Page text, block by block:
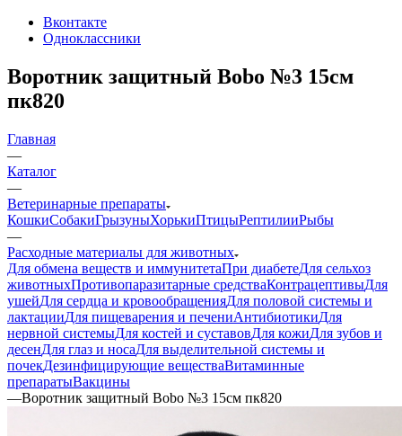
Вконтакте
Одноклассники
Воротник защитный Bobo №3 15см
пк820
Главная
—
Каталог
—
Ветеринарные препараты
КошкиСобакиГрызуныХорькиПтицыРептилииРыбы
—
Расходные материалы для животных
Для обмена веществ и иммунитетаПри диабетеДля сельхоз
животныхПротивопаразитарные средстваКонтрацептивыДля
ушейДля сердца и кровообращенияДля половой системы и
лактацииДля пищеварения и печениАнтибиотикиДля
нервной системыДля костей и суставовДля кожиДля зубов и
десенДля глаз и носаДля выделительной системы и
почекДезинфицирующие веществаВитаминные
препаратыВакцины
—Воротник защитный Bobo №3 15см пк820